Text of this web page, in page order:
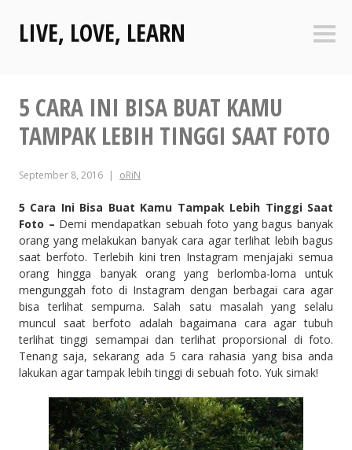
contentLIVE, LOVE, LEARN
5 CARA INI BISA BUAT KAMU
TAMPAK LEBIH TINGGI SAAT FOTO
September 8, 2016 oRiN
5 Cara Ini Bisa Buat Kamu Tampak Lebih Tinggi Saat
Foto – Demi mendapatkan sebuah foto yang bagus banyak
orang yang melakukan banyak cara agar terlihat lebih bagus
saat berfoto. Terlebih kini tren Instagram menjajaki semua
orang hingga banyak orang yang berlomba-loma untuk
mengunggah foto di Instagram dengan berbagai cara agar
bisa terlihat sempurna. Salah satu masalah yang selalu
muncul saat berfoto adalah bagaimana cara agar tubuh
terlihat tinggi semampai dan terlihat proporsional di foto.
Tenang saja, sekarang ada 5 cara rahasia yang bisa anda
lakukan agar tampak lebih tinggi di sebuah foto. Yuk simak!